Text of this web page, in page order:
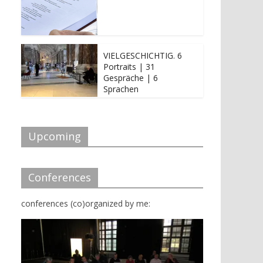
VIELGESCHICHTIG. 6
Portraits | 31
Gespräche | 6
Sprachen
Upcoming
Conferences
conferences (co)organized by me: